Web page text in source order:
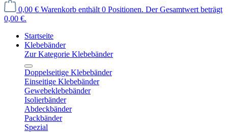
0,00 € Warenkorb enthält 0 Positionen. Der Gesamtwert beträgt
0,00 €.
Startseite
Klebebänder
Zur Kategorie Klebebänder
Doppelseitige Klebebänder
Einseitige Klebebänder
Gewebeklebebänder
Isolierbänder
Abdeckbänder
Packbänder
Spezial